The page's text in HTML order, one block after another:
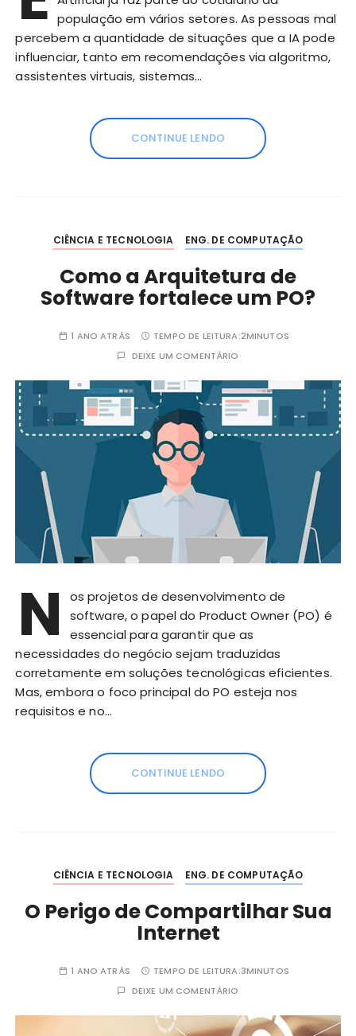
população em vários setores. As pessoas mal
percebem a quantidade de situações que a IA pode
influenciar, tanto em recomendações via algoritmo,
assistentes virtuais, sistemas…
CONTINUE LENDO
CIÊNCIA E TECNOLOGIA ENG. DE COMPUTAÇÃO
Como a Arquitetura de
Software fortalece um PO?
1 ANO ATRÁS TEMPO DE LEITURA:2MINUTOS
DEIXE UM COMENTÁRIO
N
os projetos de desenvolvimento de
software, o papel do Product Owner (PO) é
essencial para garantir que as
necessidades do negócio sejam traduzidas
corretamente em soluções tecnológicas eficientes.
Mas, embora o foco principal do PO esteja nos
requisitos e no…
CONTINUE LENDO
CIÊNCIA E TECNOLOGIA ENG. DE COMPUTAÇÃO
O Perigo de Compartilhar Sua
Internet
1 ANO ATRÁS TEMPO DE LEITURA:3MINUTOS
DEIXE UM COMENTÁRIO